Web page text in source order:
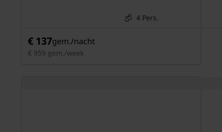
4 Pers.
€ 137gem./nacht
€ 959 gem./week